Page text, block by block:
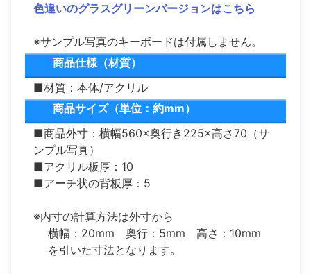
色違いのグラスグリーンバージョンはこちら
※サンプル写真のキーボードは付属しません。
商品仕様（材質）
■材質：本体/アクリル
商品サイズ（単位：約mm）
■商品外寸：横幅560×奥行き225×高さ70（サ
ンプル写真）
■アクリル板厚：10
■アーチ状の背板厚：5
※内寸の計算方法は外寸から
横幅：20mm 奥行：5mm 高さ：10mm
を引いた寸法となります。